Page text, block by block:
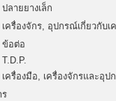
ปลายยางเล็ก
เครื่องจักร, อุปกรณ์เกี่ยวกับเ
ข้อต่อ
T.D.P.
เครื่องมือ, เครื่องจักรและอุป
ร